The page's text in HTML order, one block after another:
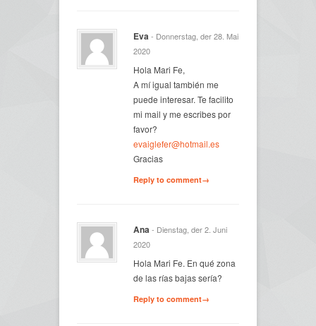
Eva- Donnerstag, der 28. Mai
2020
Hola Mari Fe,
A mí igual también me
puede interesar. Te facilito
mi mail y me escribes por
favor?
evaiglefer@hotmail.es
Gracias
Reply to comment→
Ana- Dienstag, der 2. Juni
2020
Hola Mari Fe. En qué zona
de las rías bajas sería?
Reply to comment→